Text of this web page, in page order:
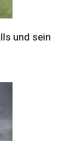
und sein